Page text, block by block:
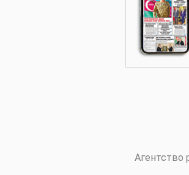
Аналитика
Агентство